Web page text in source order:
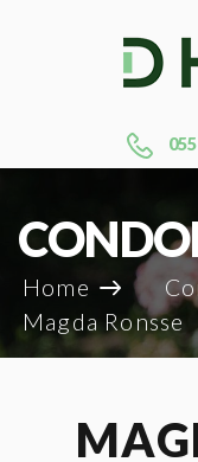
Home
Magda Ronsse